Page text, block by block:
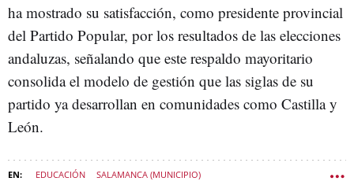
ha mostrado su satisfacción, como presidente provincial
del Partido Popular, por los resultados de las elecciones
andaluzas, señalando que este respaldo mayoritario
consolida el modelo de gestión que las siglas de su
partido ya desarrollan en comunidades como Castilla y
León.
EDUCACIÓN SALAMANCA (MUNICIPIO)